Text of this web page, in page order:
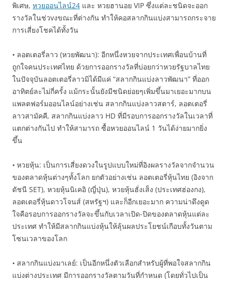
พิเศษ, หวยออนไลน์24 และ หวยฮานอย VIP ซึ่งแต่ละชนิดจะออก
รางวัลในช่วvงขณะที่ต่างกัน ทำให้คอสลากกินแบ่งสามารถกระจาย
การเสี่ยงโชคได้ทั้งวัน
• ลอตเตอรี่ลาว (หวยพัฒนา): อีกหนึ่งหวยจากประเทศเพื่อนบ้านที่
ถูกใจคนประเทศไทย ด้วยการออกรางวัลที่บ่อยกว่าหวยรัฐบาลไทย
ในปัจจุบันลอตเตอรี่ลาวมิได้มีแค่ “สลากกินแบ่งลาวพัฒนา” ที่ออก
อาทิตย์ละไม่กี่ครั้ง แม้กระนั้นยังมีชนิดย่อยๆเพิ่มขึ้นมาเยอะมากบน
แพลตฟอร์มออนไลน์อย่างเช่น สลากกินแบ่งลาวสตาร์, ลอตเตอรี่
ลาวสามัคคี, สลากกินแบ่งลาว HD ที่มีรอบการออกรางวัลในเวลาที่
แตกต่างกันไป ทำให้สามารถ ซื้อหวยออนไลน์ 1 วันได้ง่ายมากยิ่ง
ขึ้น
• หวยหุ้น: เป็นการเสี่ยงดวงในรูปแบบใหม่ที่อิงผลรางวัลจากจำนวน
ของตลาดหุ้นต่างๆทั้งโลก ยกตัวอย่างเช่น ลอตเตอรี่หุ้นไทย (อิงจาก
ดัชนี SET), หวยหุ้นนิเคอิ (ญี่ปุ่น), หวยหุ้นฮั่งเส็ง (ประเทศฮ่องกง),
ลอตเตอรี่หุ้นดาวโจนส์ (สหรัฐฯ) และก็อีกเยอะมาก ความน่าดึงดูด
ใจคือรอบการออกรางวัลจะขึ้นกับเวลาเปิด-ปิดของตลาดหุ้นแต่ละ
ประเทศ ทำให้มีสลากกินแบ่งหุ้นให้ลุ้นผลประโยชน์เกือบทั้งวันตาม
โซนเวลาของโลก
• สลากกินแบ่งมาเลย์: เป็นอีกหนึ่งตัวเลือกสำหรับผู้ที่พอใจสลากกิน
แบ่งต่างประเทศ มีการออกรางวัลตามวันที่กำหนด (โดยทั่วไปเป็น